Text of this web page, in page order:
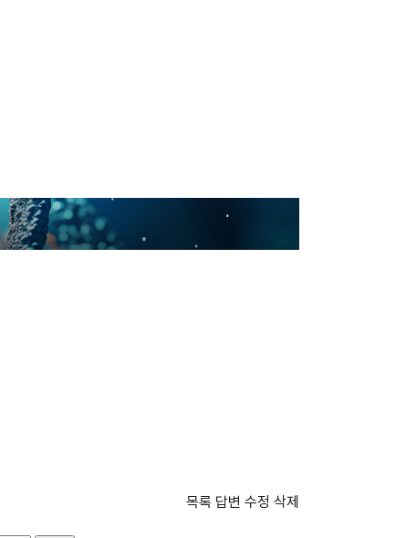
목록 답변 수정 삭제